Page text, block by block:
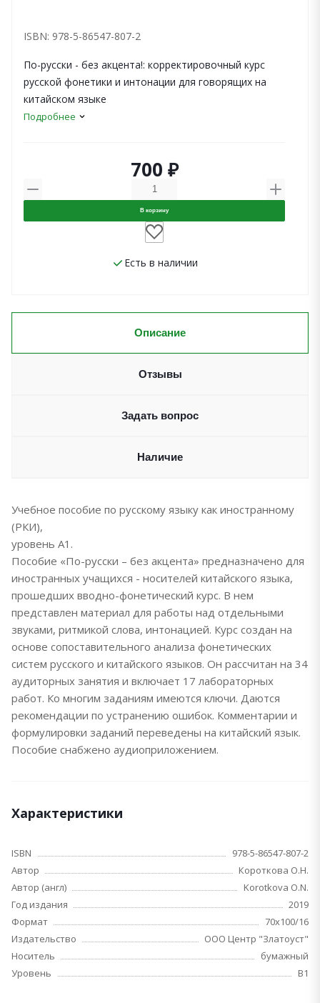
ISBN: 978-5-86547-807-2
По-русски - без акцента!: корректировочный курс
русской фонетики и интонации для говорящих на
китайском языке
Подробнее
700 ₽
В корзину
Есть в наличии
Описание
Отзывы
Задать вопрос
Наличие
Учебное пособие по русскому языку как иностранному
(РКИ),
уровень А1.
Пособие «По-русски – без акцента» предназначено для
иностранных учащихся - носителей китайского языка,
прошедших вводно-фонетический курс. В нем
представлен материал для работы над отдельными
звуками, ритмикой слова, интонацией. Курс создан на
основе сопоставительного анализа фонетических
систем русского и китайского языков. Он рассчитан на 34
аудиторных занятия и включает 17 лабораторных
работ. Ко многим заданиям имеются ключи. Даются
рекомендации по устранению ошибок. Комментарии и
формулировки заданий переведены на китайский язык.
Пособие снабжено аудиоприложением.
Характеристики
ISBN
978-5-86547-807-2
Автор
Короткова О.Н.
Автор (англ)
Korotkova O.N.
Год издания
2019
Формат
70x100/16
Издательство
ООО Центр "Златоуст"
Носитель
бумажный
Уровень
B1